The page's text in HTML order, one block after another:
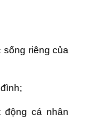
riêng của
động cá nhân